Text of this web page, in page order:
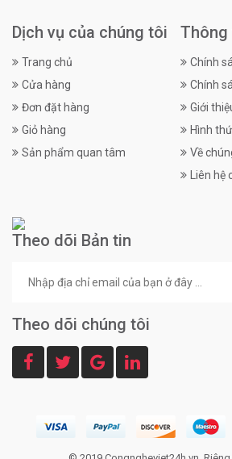
Dịch vụ của chúng tôi
Trang chủ
Cửa hàng
Đơn đặt hàng
Giỏ hàng
Sản phẩm quan tâm
Thông
Chính
Chính
Giới
Hình
Về
Liên hệ
Theo dõi Bản tin
Theo dõi chúng tôi